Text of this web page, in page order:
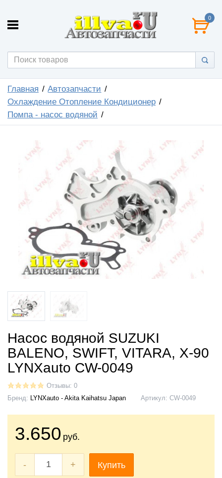
0
Главная
Автозапчасти
Охлаждение Отопление Кондиционер
Помпа - насос водяной
Насос водяной SUZUKI
BALENO, SWIFT, VITARA, X-90
LYNXauto CW-0049
Отзывы: 0
Бренд: LYNXauto - Akita Kaihatsu Japan Артикул: CW-0049
3.650 руб.
- + Купить